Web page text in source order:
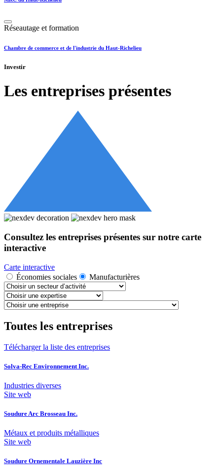
Réseautage et formation
Chambre de commerce et de l'industrie du Haut-Richelieu
Investir
Les entreprises présentes
Consultez les entreprises présentes sur notre carte
interactive
Carte interactive
Économies sociales
Manufacturières
Toutes les entreprises
Télécharger la liste des entreprises
Solva-Rec Environnement Inc.
Industries diverses
Site web
Soudure Arc Brosseau Inc.
Métaux et produits métalliques
Site web
Soudure Ornementale Lauzière Inc